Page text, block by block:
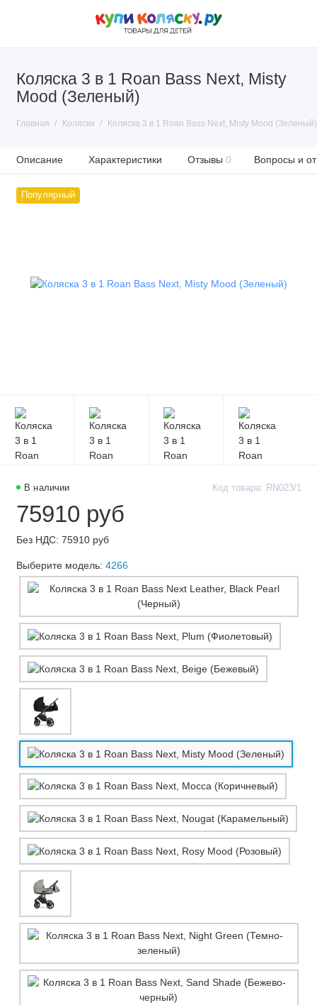
Коляска 3 в 1 Roan Bass Next, Misty
Mood (Зеленый)
Главная Коляски Коляска 3 в 1 Roan Bass Next, Misty Mood (Зеленый)
Описание Характеристики Отзывы 0 Вопросы и
Популярный
В наличии Код товара: RN023/1
75910 руб
Без НДС: 75910 руб
Выберите модель: 4266